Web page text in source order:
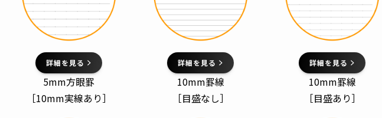
詳細を見る 詳細を見る 詳細を見る
5mm方眼罫
［10mm実線あり］
10mm罫線
［目盛なし］
10mm罫線
［目盛あり］